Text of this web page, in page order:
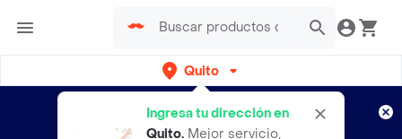
Quito
Ingresa tu dirección en
Quito. Mejor servicio,
envíos gratis por semanas
Aplican TyC